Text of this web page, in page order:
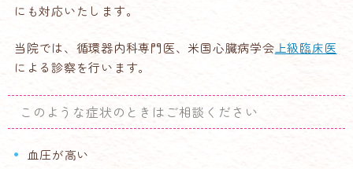
にも対応いたします。
当院では、循環器内科専門医、米国心臓病学会上級臨床医
による診察を行います。
このような症状のときはご相談ください
血圧が高い